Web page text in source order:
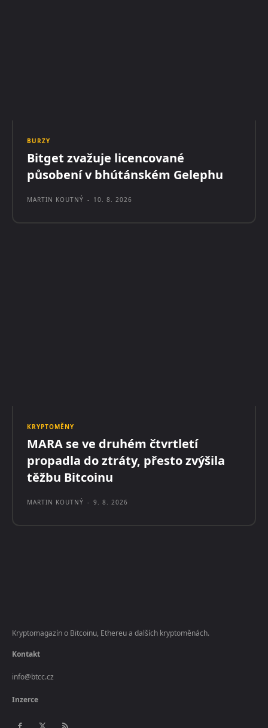
BURZY
Bitget zvažuje licencované
působení v bhútánském Gelephu
MARTIN KOUTNÝ - 10. 8. 2026
KRYPTOMĚNY
MARA se ve druhém čtvrtletí
propadla do ztráty, přesto zvýšila
těžbu Bitcoinu
MARTIN KOUTNÝ - 9. 8. 2026
Kryptomagazín o Bitcoinu, Ethereu a dalších kryptoměnách.
Kontakt
info@btcc.cz
Inzerce